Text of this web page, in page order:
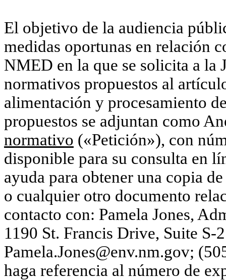
El objetivo de la audiencia
medidas oportunas en relación
NMED en la que se solicita a la
normativos propuestos al
alimentación y procesamiento
propuestos se adjuntan como
normativo («Petición»), con
disponible para su consulta en
ayuda para obtener una copia
o cualquier otro documento
contacto con: Pamela Jones,
1190 St. Francis Drive, Suite S-
Pamela.Jones@env.nm.gov;
haga referencia al número de